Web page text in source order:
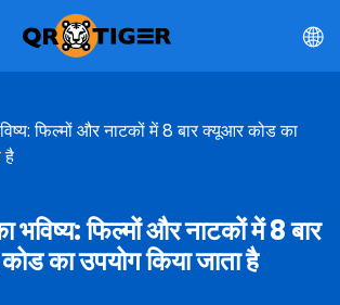
फिल्मों और नाटकों में 8 बार क्यूआर कोड का
है
भविष्य: फिल्मों और नाटकों में 8 बार
का उपयोग किया जाता है